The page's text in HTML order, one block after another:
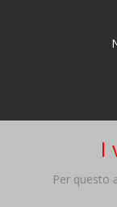
I
Per questo